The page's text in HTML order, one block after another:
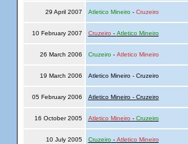
29 April 2007 Atletico Mineiro- Cruzeiro
10 February 2007 Cruzeiro - Atletico Mineiro
26 March 2006 Cruzeiro- Atletico Mineiro
19 March 2006 Atletico Mineiro - Cruzeiro
05 February 2006 Atletico Mineiro - Cruzeiro
16 October 2005 Atletico Mineiro - Cruzeiro
10 July 2005 Cruzeiro- Atletico Mineiro